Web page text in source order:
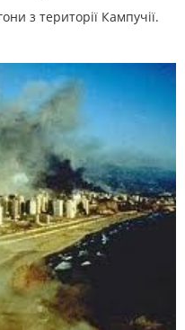
з території Кампучії.